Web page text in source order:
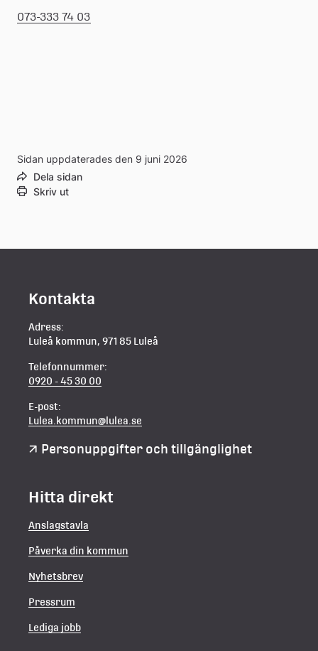
073-333 74 03
Sidan uppdaterades den 9 juni 2026
Dela sidan
Skriv ut
Kontakta
Adress:
Luleå kommun, 971 85 Luleå
Telefonnummer:
0920 - 45 30 00
E-post:
Lulea.kommun@lulea.se
Personuppgifter och tillgänglighet
Hitta direkt
Anslagstavla
Påverka din kommun
Nyhetsbrev
Pressrum
Lediga jobb